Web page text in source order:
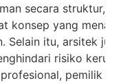
secara struktur,
konsep yang
Selain itu, arsitek
risiko
pemilik